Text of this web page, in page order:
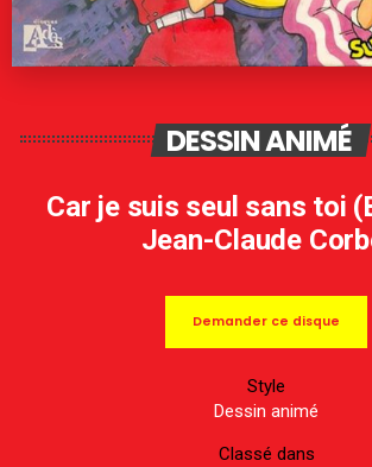
DESSIN ANIMÉ
Car je suis seul sans toi
Jean-Claude
Demander ce disque
Style
Dessin animé
Classé dans